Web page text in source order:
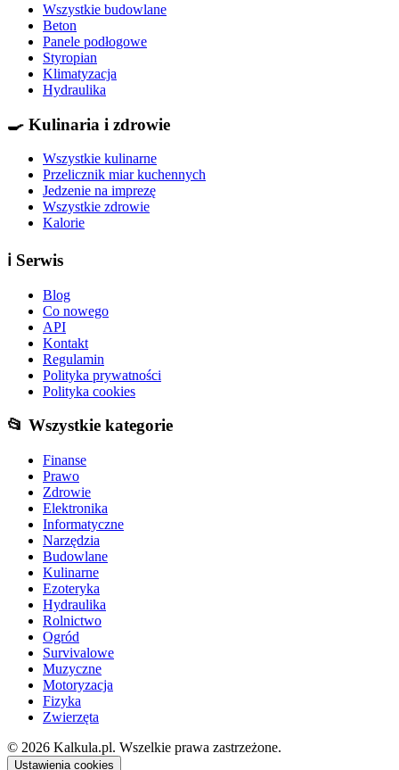
Wszystkie budowlane
Beton
Panele podłogowe
Styropian
Klimatyzacja
Hydraulika
🍳 Kulinaria i zdrowie
Wszystkie kulinarne
Przelicznik miar kuchennych
Jedzenie na imprezę
Wszystkie zdrowie
Kalorie
ℹ️ Serwis
Blog
Co nowego
API
Kontakt
Regulamin
Polityka prywatności
Polityka cookies
📂 Wszystkie kategorie
Finanse
Prawo
Zdrowie
Elektronika
Informatyczne
Narzędzia
Budowlane
Kulinarne
Ezoteryka
Hydraulika
Rolnictwo
Ogród
Survivalowe
Muzyczne
Motoryzacja
Fizyka
Zwierzęta
© 2026 Kalkula.pl. Wszelkie prawa zastrzeżone.
Ustawienia cookies